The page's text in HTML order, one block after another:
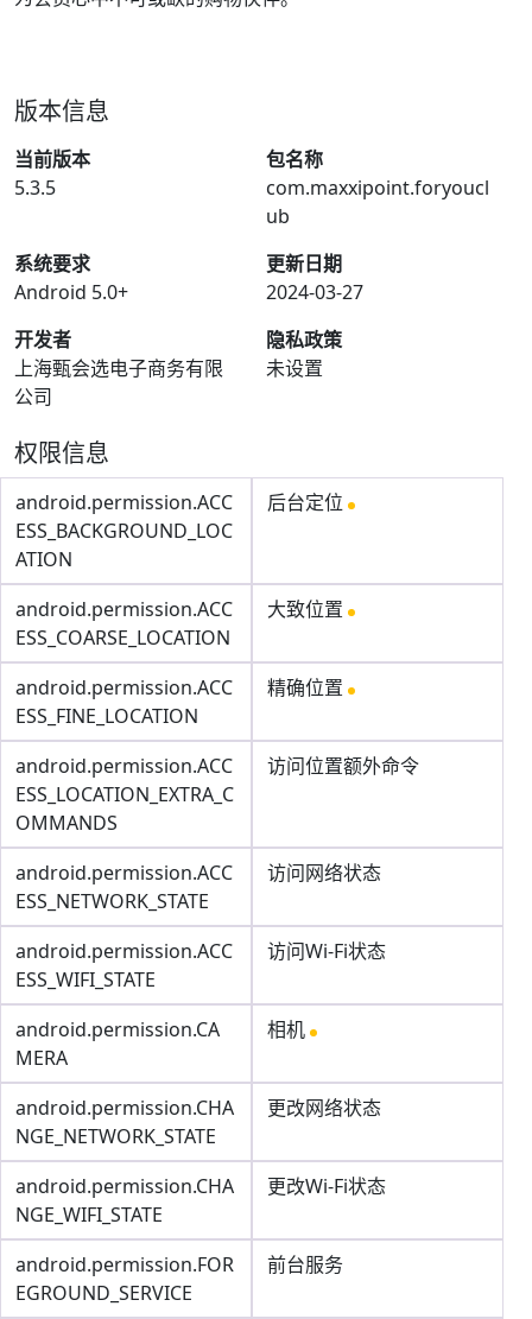
版本信息
当前版本
5.3.5
包名称
com.maxxipoint.foryoucl
ub
系统要求
Android 5.0+
更新日期
2024-03-27
开发者
上海甄会选电子商务有限
公司
隐私政策
未设置
权限信息
android.permission.ACC
ESS_BACKGROUND_LOC
ATION
后台定位
android.permission.ACC
ESS_COARSE_LOCATION
大致位置
android.permission.ACC
ESS_FINE_LOCATION
精确位置
android.permission.ACC
ESS_LOCATION_EXTRA_C
OMMANDS
访问位置额外命令
android.permission.ACC
ESS_NETWORK_STATE
访问网络状态
android.permission.ACC
ESS_WIFI_STATE
访问Wi-Fi状态
android.permission.CA
MERA
相机
android.permission.CHA
NGE_NETWORK_STATE
更改网络状态
android.permission.CHA
NGE_WIFI_STATE
更改Wi-Fi状态
android.permission.FOR
EGROUND_SERVICE
前台服务